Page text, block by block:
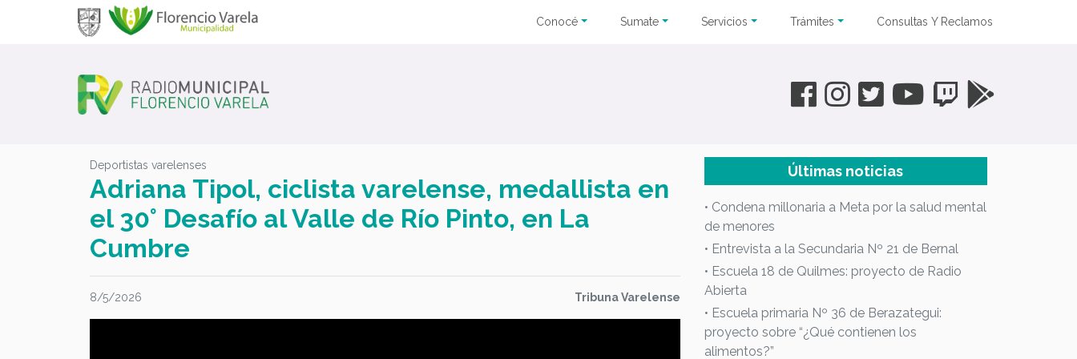
Conocé Sumate Servicios Trámites Consultas Y Reclamos
Deportistas varelenses
Adriana Tipol, ciclista varelense, medallista en
el 30° Desafío al Valle de Río Pinto, en La
Cumbre
8/5/2026 Tribuna Varelense
Últimas noticias
• Condena millonaria a Meta por la salud mental
de menores
• Entrevista a la Secundaria Nº 21 de Bernal
• Escuela 18 de Quilmes: proyecto de Radio
Abierta
• Escuela primaria Nº 36 de Berazategui:
proyecto sobre “¿Qué contienen los
alimentos?”